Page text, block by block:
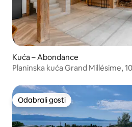
Kuća – Abondance
Planinska kuća Grand Millésime,
Odabrali gosti
Odabrali gosti